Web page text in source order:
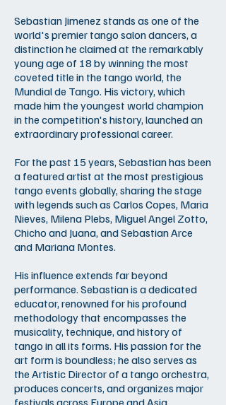
Sebastian Jimenez stands as one of the
world's premier tango salon dancers, a
distinction he claimed at the remarkably
young age of 18 by winning the most
coveted title in the tango world, the
Mundial de Tango. His victory, which
made him the youngest world champion
in the competition's history, launched an
extraordinary professional career.
For the past 15 years, Sebastian has been
a featured artist at the most prestigious
tango events globally, sharing the stage
with legends such as Carlos Copes, Maria
Nieves, Milena Plebs, Miguel Angel Zotto,
Chicho and Juana, and Sebastian Arce
and Mariana Montes.
His influence extends far beyond
performance. Sebastian is a dedicated
educator, renowned for his profound
methodology that encompasses the
musicality, technique, and history of
tango in all its forms. His passion for the
art form is boundless; he also serves as
the Artistic Director of a tango orchestra,
produces concerts, and organizes major
festivals across Europe and Asia.